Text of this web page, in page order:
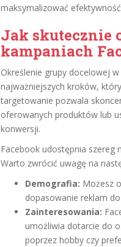
maksymalizować
Jak skutecznie
kampaniach
Określenie grupy docelowej
najważniejszych kroków,
targetowanie pozwala
oferowanych produktów lub
konwersji.
Facebook udostępnia szereg
Warto zwrócić uwagę na
Demografia: Możesz
dopasowanie reklam
Zainteresowania:
umożliwia dotarcie do
poprzez hobby czy